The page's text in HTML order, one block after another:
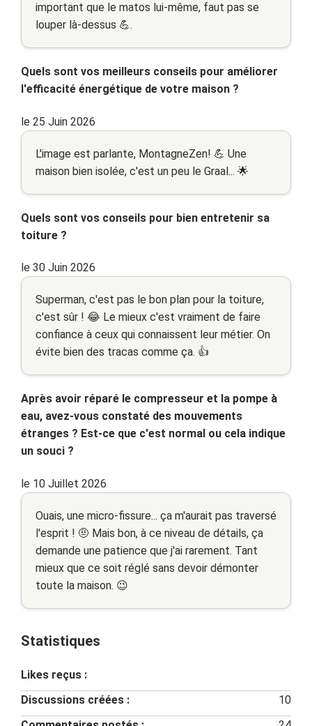
important que le matos lui-même, faut pas se
louper là-dessus 💪.
Quels sont vos meilleurs conseils pour améliorer
l'efficacité énergétique de votre maison ?
le 25 Juin 2026
L'image est parlante, MontagneZen! 💪 Une
maison bien isolée, c'est un peu le Graal... 🌟
Quels sont vos conseils pour bien entretenir sa
toiture ?
le 30 Juin 2026
Superman, c'est pas le bon plan pour la toiture,
c'est sûr ! 😂 Le mieux c'est vraiment de faire
confiance à ceux qui connaissent leur métier. On
évite bien des tracas comme ça. 👍
Après avoir réparé le compresseur et la pompe à
eau, avez-vous constaté des mouvements
étranges ? Est-ce que c'est normal ou cela indique
un souci ?
le 10 Juillet 2026
Ouais, une micro-fissure... ça m'aurait pas traversé
l'esprit ! 🤨 Mais bon, à ce niveau de détails, ça
demande une patience que j'ai rarement. Tant
mieux que ce soit réglé sans devoir démonter
toute la maison. 😉
Statistiques
Likes reçus :
Discussions créées :
10